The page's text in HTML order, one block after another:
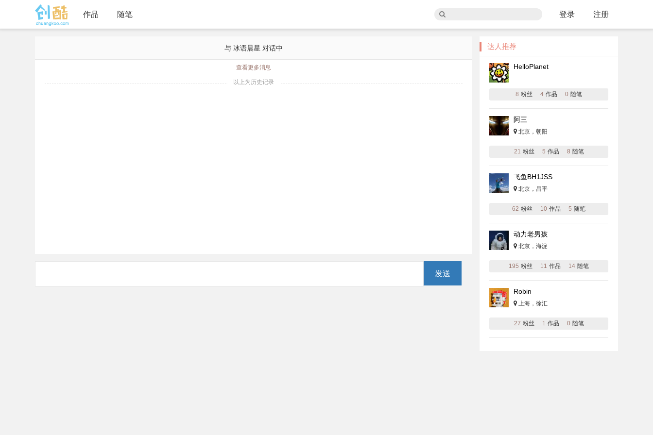
作品 随笔 登录 注册
与 冰语晨星 对话中
查看更多消息
以上为历史记录
发送
达人推荐
HelloPlanet
8 粉丝 4 作品 0 随笔
阿三
北京，朝阳
21 粉丝 5 作品 8 随笔
飞鱼BH1JSS
北京，昌平
62 粉丝 10 作品 5 随笔
动力老男孩
北京，海淀
195 粉丝 11 作品 14 随笔
Robin
上海，徐汇
27 粉丝 1 作品 0 随笔